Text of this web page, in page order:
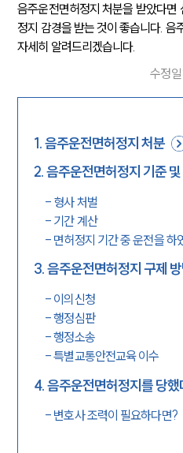
음주운전면허정지 처분을 받았다면
정지 감경을 받는 것이 좋습니다.
자세히 알려드리겠습니다.
수정일
1.음주운전면허정지 처분
2.음주운전면허정지 기준
- 형사 처벌
- 기간 계산
- 면허정지 기간 중 운전을 하
3.음주운전면허정지 구제
- 이의신청
-행정심판
-행정소송
-특별교통안전교육 이수
4.음주운전면허정지를 당했
- 변호사 조력이 필요하다면?